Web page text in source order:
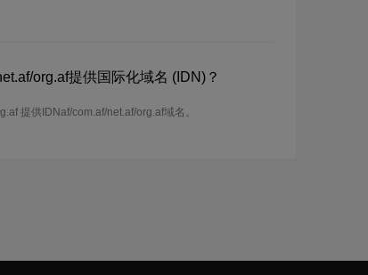
org.af提供国际化域名 (IDN)？
提供IDNaf/com.af/net.af/org.af域名。